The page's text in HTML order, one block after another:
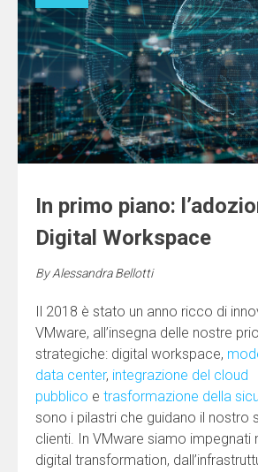
In primo piano:
Digital Workspace
ByAlessandra Bellotti
Il 2018 è stato un anno ricco di
VMware, all’insegna delle nostre
strategiche: digital workspace,
data center, integrazione del cloud
pubblico e trasformazione della
sono i pilastri che guidano il nostro
clienti. In VMware siamo impegnati
digital transformation,